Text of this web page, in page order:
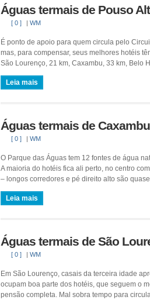
Águas termais de Pouso
[ 0 ] | WM
É ponto de apoio para quem circula pelo
mas, para compensar, seus melhores hotéis
São Lourenço, 21 km, Caxambu, 33 km, Belo
Leia mais
Águas termais de Caxambu
[ 0 ] | WM
O Parque das Águas tem 12 fontes de água
A maioria do hotéis fica ali perto, no centro
– longos corredores e pé direito alto são
Leia mais
Águas termais de São
[ 0 ] | WM
Em São Lourenço, casais da terceira idade
ocupam boa parte dos hotéis, que seguem o
pensão completa. Mal sobra tempo para